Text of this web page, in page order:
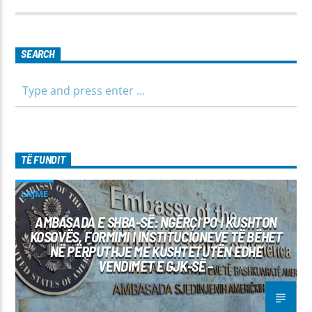
të jemi më afër dëgjuesve të rinj, komunikojmë së bashku me
kanë, por edhe përfitimin e njohurive të reja. Çdo të diel, ora
10:00-12:00 Moderatore: Luljeta Beqiri Kontakti: Viber: +383
SEARCH
TË FUNDIT
LAJME
AMBASADA E SHBA-SË: NGËRÇI PO I KUSHTON
KOSOVËS, FORMIMI I INSTITUCIONEVE TË BËHET
NË PËRPUTHJE ME KUSHTETUTËN EDHE
VENDIMET E GJK-SË –